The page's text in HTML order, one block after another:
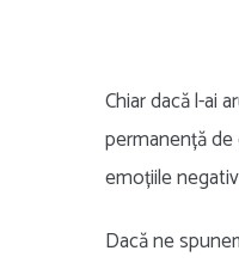
Chiar dacă l-ai
permanență
emoțiile
Dacă ne